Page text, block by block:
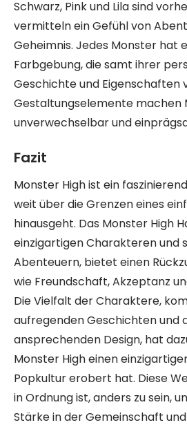
Schwarz, Pink und Lila sind
vermitteln ein Gefühl von
Geheimnis. Jedes Monster hat
Farbgebung, die samt ihrer
Geschichte und Eigenschaften
Gestaltungselemente machen
unverwechselbar und
Fazit
Monster High ist ein
weit über die Grenzen eines
hinausgeht. Das Monster High
einzigartigen Charakteren und
Abenteuern, bietet einen
wie Freundschaft, Akzeptanz
Die Vielfalt der Charaktere,
aufregenden Geschichten und
ansprechenden Design, hat
Monster High einen
Popkultur erobert hat. Diese
in Ordnung ist, anders zu sein,
Stärke in der Gemeinschaft